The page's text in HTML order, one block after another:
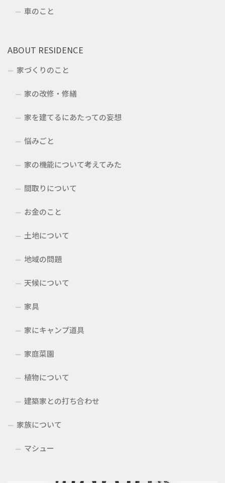
車のこと
ABOUT RESIDENCE
家づくりのこと
家の改修・修繕
家を建てるにあたっての妄想
悩みごと
家の機能について考えてみた
間取りについて
お金のこと
土地について
地域の問題
天候について
家具
家にキャンプ道具
家庭菜園
植物について
建築家との打ち合わせ
家族について
マシュー